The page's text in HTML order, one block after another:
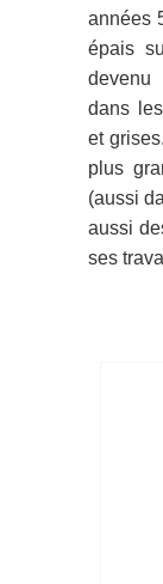
années
épais
devenu
dans
et
plus
(aussi
aussi
ses